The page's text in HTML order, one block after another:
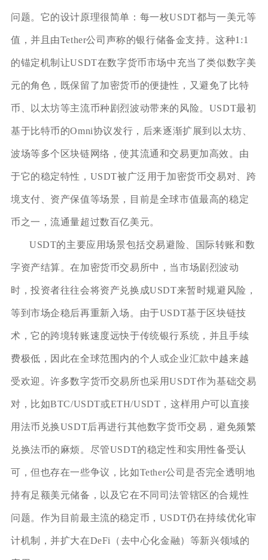
问题。它的设计原理很简单：每一枚USDT都与一美元等
值，并且由Tether公司声称的银行储备金支持。这种1:1
的锚定机制让USDT在数字货币市场中充当了类似数字美
元的角色，既保留了加密货币的便捷性，又避免了比特
币、以太坊等主流币种剧烈波动带来的风险。USDT最初
基于比特币的Omni协议发行，后来逐渐扩展到以太坊、
波场等多个区块链网络，使其流通和交易更加高效。由
于它的稳定特性，USDT被广泛用于加密货币交易对、跨
境支付、资产保值等场景，目前是全球市值最高的稳定
币之一，流通量超过数百亿美元。
USDT的主要应用场景包括交易避险、国际转账和数
字资产结算。在加密货币交易所中，当市场剧烈波动
时，投资者往往会将资产兑换成USDT来暂时规避风险，
等到市场企稳后再重新入场。由于USDT基于区块链技
术，它的跨境转账速度远快于传统银行系统，并且手续
费极低，因此在全球范围内的个人或企业汇款中越来越
受欢迎。许多数字货币交易所也采用USDT作为基础交易
对，比如BTC/USDT或ETH/USDT，这样用户可以直接
用法币兑换USDT后再进行其他数字货币交易，避免频繁
兑换法币的麻烦。尽管USDT的稳定性和实用性备受认
可，但也存在一些争议，比如Tether公司是否完全透明地
持有足额美元储备，以及它在不同司法管辖区的合规性
问题。作为目前最主流的稳定币，USDT仍在持续优化审
计机制，并扩大在DeFi（去中心化金融）等新兴领域的